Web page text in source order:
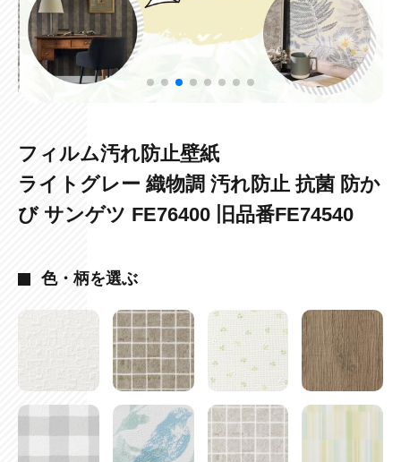
フィルム汚れ防止壁紙
ライトグレー 織物調 汚れ防止 抗菌 防か
び サンゲツ FE76400 旧品番FE74540
色・柄を選ぶ